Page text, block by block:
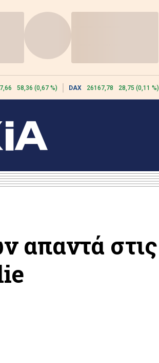
58,36 (0,67 %) DAX 26167,78 28,75 (0,11 %)
απαντά στις